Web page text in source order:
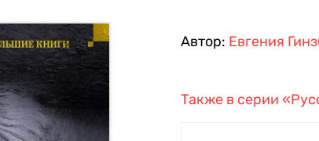
Автор: Евгения
Также в серии